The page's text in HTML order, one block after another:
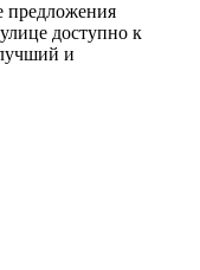
предложения
доступно к
и